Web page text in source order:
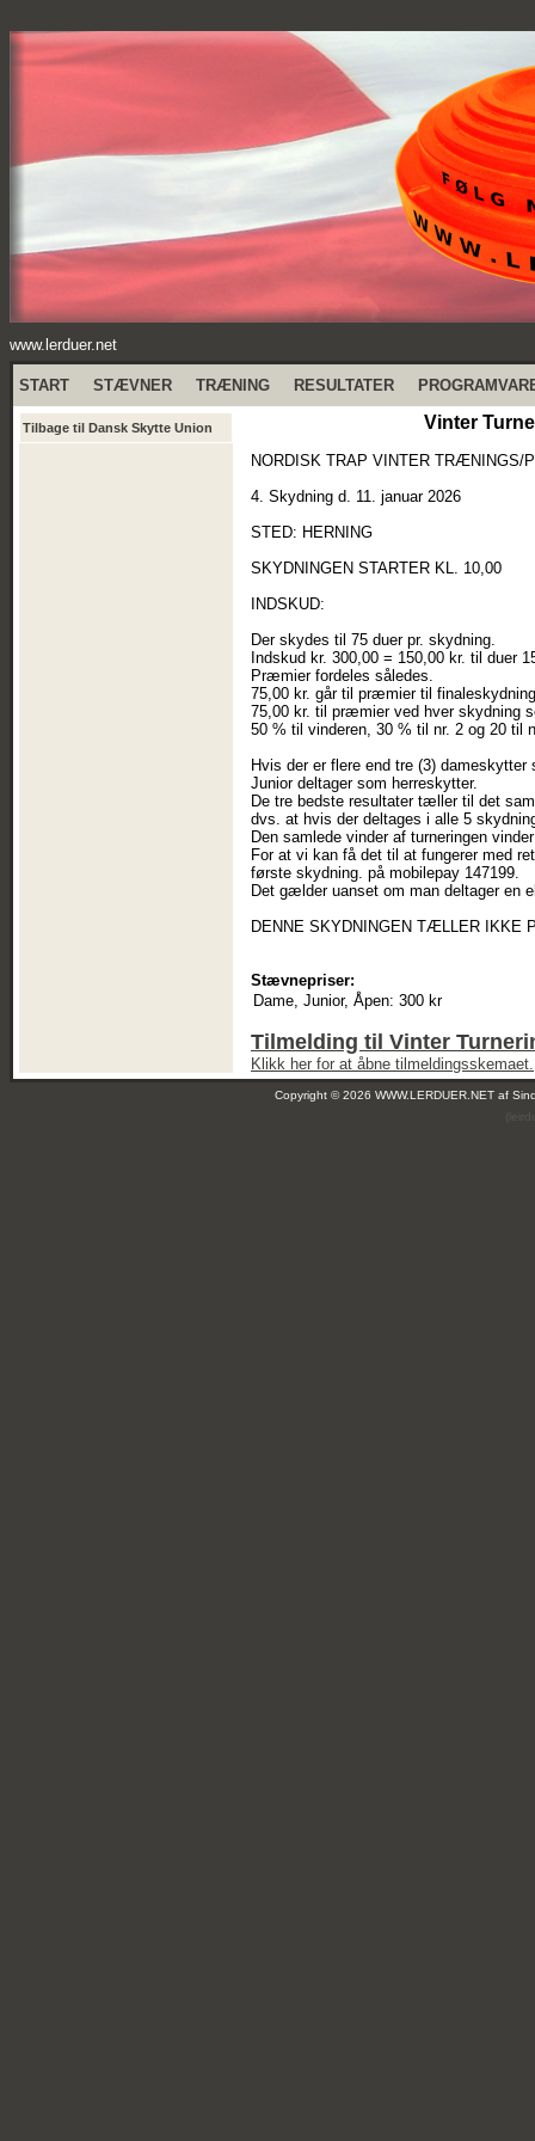
www.lerduer.net
START STÆVNER TRÆNING RESULTATER
Tilbage til Dansk Skytte Union Vinter
NORDISK TRAP VINTER TRÆNINGS/
4. Skydning d. 11. januar 2026
STED: HERNING
SKYDNINGEN STARTER KL. 10,00
INDSKUD:
Der skydes til 75 duer pr. skydning.
Indskud kr. 300,00 = 150,00 kr. til duer
Præmier fordeles således.
75,00 kr. går til præmier til
75,00 kr. til præmier ved hver skydning
50 % til vinderen, 30 % til nr. 2 og 20 til
Hvis der er flere end tre (3)
Junior deltager som herreskytter.
De tre bedste resultater tæller til det
dvs. at hvis der deltages i alle 5
Den samlede vinder af turneringen
For at vi kan få det til at fungerer med
første skydning. på mobilepay 147199.
Det gælder uanset om man deltager en
DENNE SKYDNINGEN TÆLLER IKKE
Stævnepriser:
Dame, Junior, Åpen: 300 kr
Tilmelding til Vinter
Klikk her for at åbne tilmeldingsskemaet.
Copyright © 2026 WWW.LERDUER.NET af